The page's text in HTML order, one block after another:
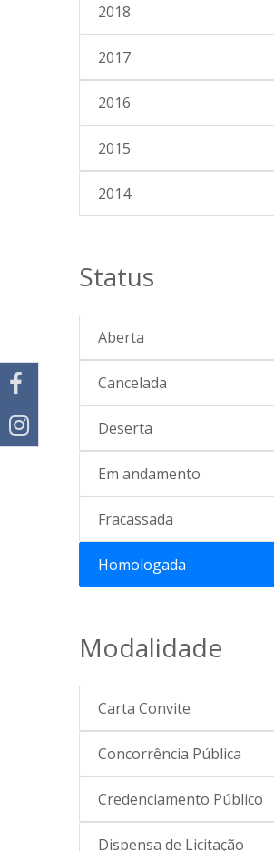
2018
2017
2016
2015
2014
Status
Aberta
Cancelada
Deserta
Em andamento
Fracassada
Homologada
Modalidade
Carta Convite
Concorrência Pública
Credenciamento Público
Dispensa de Licitação